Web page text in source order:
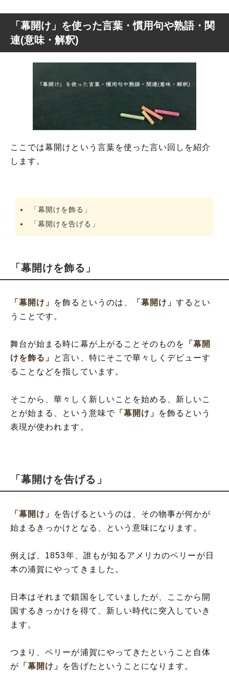
「幕開け」を使った言葉・慣用句や熟語・関
連(意味・解釈)
ここでは幕開けという言葉を使った言い回しを紹介
します。
「幕開けを飾る」
「幕開けを告げる」
「幕開けを飾る」
「幕開け」 を飾るというのは、 「幕開け」するとい
うことです。
舞台が始まる時に幕が上がることそのものを
「幕開
けを飾る」 と言い、特にそこで華々しくデビューす
ることなどを指しています。
そこから、華々しく新しいことを始める、新しいこ
とが始まる、という意味で「幕開け」
を飾るという
表現が使われます。
「幕開けを告げる」
「幕開け」 を告げるというのは、その物事が何かが
始まるきっかけとなる、という意味になります。
例えば、1853年、誰もが知るアメリカのペリーが日
本の浦賀にやってきました。
日本はそれまで鎖国をしていましたが、ここから開
国するきっかけを得て、新しい時代に突入していき
ます。
つまり、ペリーが浦賀にやってきたということ自体
が 「幕開け」 を告げたということになります。